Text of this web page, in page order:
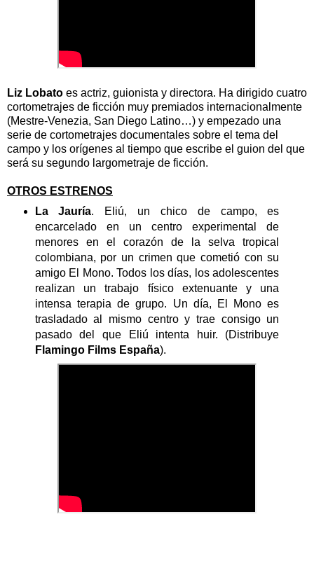
Liz Lobato es actriz, guionista y directora. Ha dirigido cuatro
cortometrajes de ficción muy premiados internacionalmente
(Mestre-Venezia, San Diego Latino…) y empezado una
serie de cortometrajes documentales sobre el tema del
campo y los orígenes al tiempo que escribe el guion del que
será su segundo largometraje de ficción.
OTROS ESTRENOS
La Jauría.
Eliú, un chico de campo, es
encarcelado en un centro experimental de
menores en el corazón de la selva tropical
colombiana, por un crimen que cometió con su
amigo El Mono. Todos los días, los adolescentes
realizan un trabajo físico extenuante y una
intensa terapia de grupo. Un día, El Mono es
trasladado al mismo centro y trae consigo un
pasado del que Eliú intenta huir. (Distribuye
Flamingo Films España).